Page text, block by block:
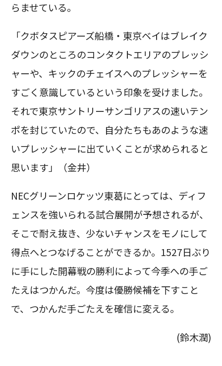
らませている。
「クボタスピアーズ船橋・東京ベイはブレイク
ダウンのところのコンタクトエリアのプレッシ
ャーや、キックのチェイスへのプレッシャーを
すごく意識しているという印象を受けました。
それで東京サントリーサンゴリアスの速いテン
ポを封じていたので、自分たちもあのような速
いプレッシャーに出ていくことが求められると
思います」（金井）
NECグリーンロケッツ東葛にとっては、ディフ
ェンスを強いられる試合展開が予想されるが、
そこで耐え抜き、少ないチャンスをモノにして
得点へとつなげることができるか。1527日ぶり
に手にした開幕戦の勝利によって今季への手ご
たえはつかんだ。今度は優勝候補を下すこと
で、つかんだ手ごたえを確信に変える。
(鈴木潤)